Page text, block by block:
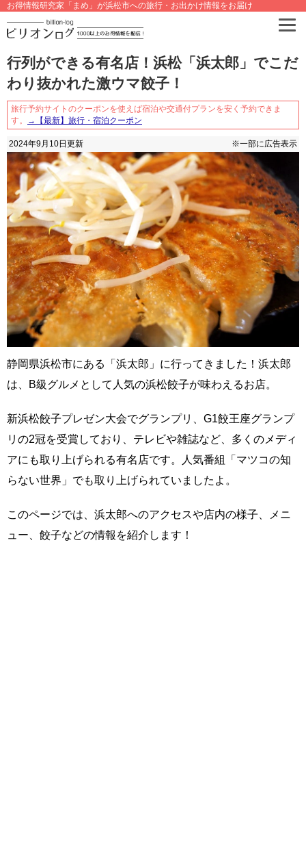
お得情報研究家「まめ」が浜松市への旅行・お出かけ情報をお届け
行列ができる有名店！浜松「浜太郎」でこだ
わり抜かれた激ウマ餃子！
旅行予約サイトのクーポンを使えば宿泊や交通付プランを安く予約できま
す。
→【最新】旅行・宿泊クーポン
2024年9月10日 更新 ※一部に広告表示
静岡県浜松市にある「浜太郎」に行ってきました！浜太郎
は、B級グルメとして人気の浜松餃子が味わえるお店。
新浜松餃子プレゼン大会でグランプリ、G1餃王座グランプ
リの2冠を受賞しており、テレビや雑誌など、多くのメディ
アにも取り上げられる有名店です。人気番組「マツコの知
らない世界」でも取り上げられていましたよ。
このページでは、浜太郎へのアクセスや店内の様子、メニ
ュー、餃子などの情報を紹介します！